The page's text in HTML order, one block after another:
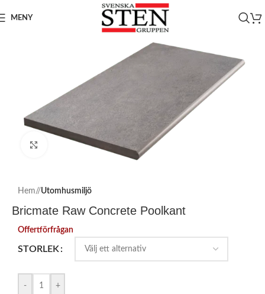
MENY
Click to enlarge
Hem/ Utomhusmiljö
Bricmate Raw Concrete Poolkant
Offertförfrågan
STORLEK
- +